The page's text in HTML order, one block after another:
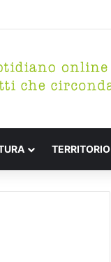
TERRITORIO